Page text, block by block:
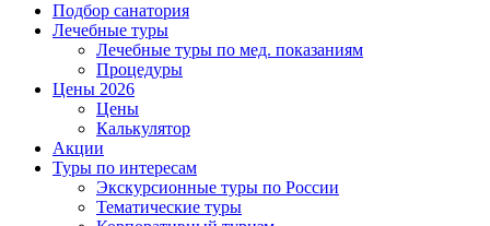
Подбор санатория
Лечебные туры
Лечебные туры по мед. показаниям
Процедуры
Цены 2026
Цены
Калькулятор
Акции
Туры по интересам
Экскурсионные туры по России
Тематические туры